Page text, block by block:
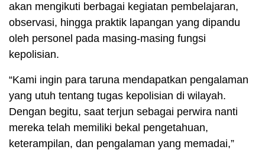
akan mengikuti berbagai kegiatan pembelajaran,
observasi, hingga praktik lapangan yang dipandu
oleh personel pada masing-masing fungsi
kepolisian.
“Kami ingin para taruna mendapatkan pengalaman
yang utuh tentang tugas kepolisian di wilayah.
Dengan begitu, saat terjun sebagai perwira nanti
mereka telah memiliki bekal pengetahuan,
keterampilan, dan pengalaman yang memadai,”